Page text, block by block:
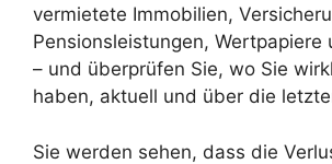
vermietete Immobilien,
Pensionsleistungen, Wertpapiere
– und überprüfen Sie, wo Sie
haben, aktuell und über die
Sie werden sehen, dass die